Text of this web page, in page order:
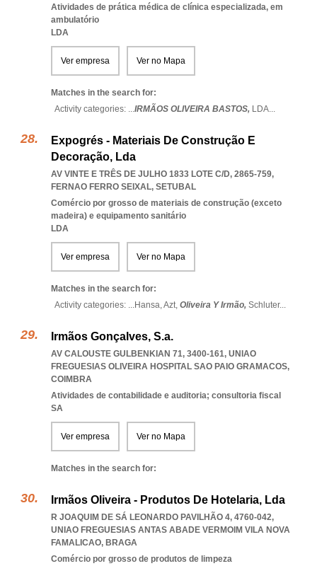
Atividades de prática médica de clínica especializada, em
ambulatório
LDA
Ver empresa Ver no Mapa
Matches in the search for:
Activity categories: ...IRMÃOS OLIVEIRA BASTOS, LDA...
Expogrés - Materiais De Construção E
Decoração, Lda
AV VINTE E TRÊS DE JULHO 1833 LOTE C/D, 2865-759,
FERNAO FERRO SEIXAL, SETUBAL
Comércio por grosso de materiais de construção (exceto
madeira) e equipamento sanitário
LDA
Ver empresa Ver no Mapa
Matches in the search for:
Activity categories: ...Hansa,Azt, Oliveira Y Irmão, Schluter...
Irmãos Gonçalves, S.a.
AV CALOUSTE GULBENKIAN 71, 3400-161, UNIAO
FREGUESIAS OLIVEIRA HOSPITAL SAO PAIO GRAMACOS,
COIMBRA
Atividades de contabilidade e auditoria; consultoria fiscal
SA
Ver empresa Ver no Mapa
Matches in the search for:
Irmãos Oliveira - Produtos De Hotelaria, Lda
R JOAQUIM DE SÁ LEONARDO PAVILHÃO 4, 4760-042,
UNIAO FREGUESIAS ANTAS ABADE VERMOIM VILA NOVA
FAMALICAO, BRAGA
Comércio por grosso de produtos de limpeza